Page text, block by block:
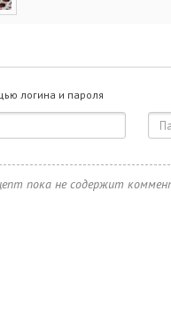
логина и пароля
пока не содержит